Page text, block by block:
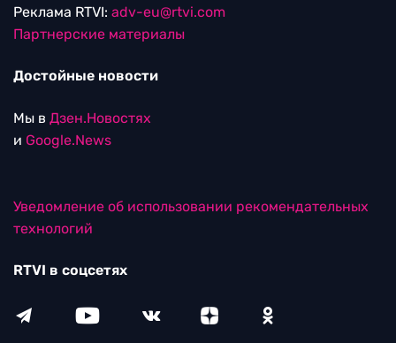
Реклама RTVI: adv-eu@rtvi.com
Партнерские материалы
Достойные новости
Мы в Дзен.Новостях
и Google.News
Уведомление об использовании рекомендательных
технологий
RTVI в соцсетях